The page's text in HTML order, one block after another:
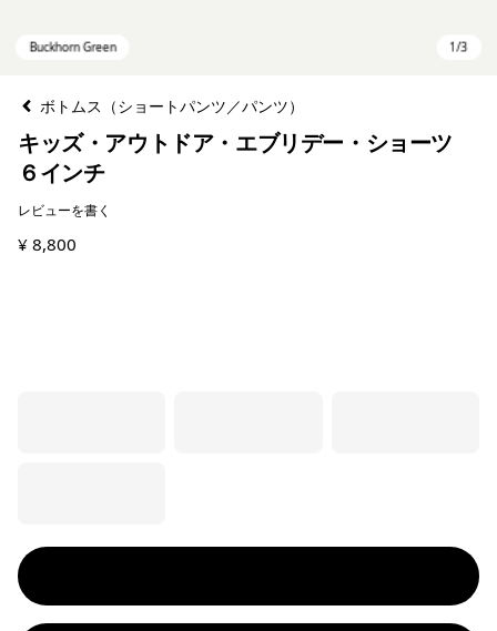
ボトムス（ショートパンツ／パンツ）
キッズ・アウトドア・エブリデー・ショーツ
６インチ
レビューを書く
¥ 8,800